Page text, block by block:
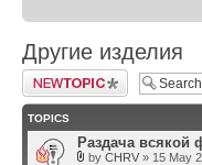
Другие изделия
Post a new topic
TOPICS
Раздача всякой
by CHRV » 15 May